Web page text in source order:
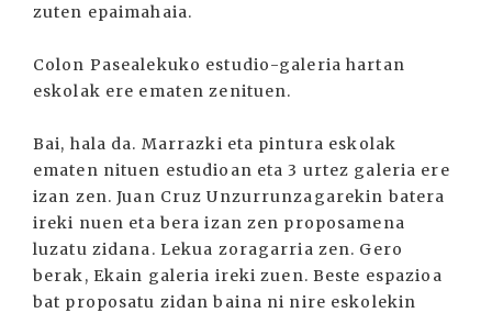
zuten epaimahaia.
Colon Pasealekuko estudio-galeria hartan
eskolak ere ematen zenituen.
Bai, hala da. Marrazki eta pintura eskolak
ematen nituen estudioan eta 3 urtez galeria ere
izan zen. Juan Cruz Unzurrunzagarekin batera
ireki nuen eta bera izan zen proposamena
luzatu zidana. Lekua zoragarria zen. Gero
berak, Ekain galeria ireki zuen. Beste espazioa
bat proposatu zidan baina ni nire eskolekin